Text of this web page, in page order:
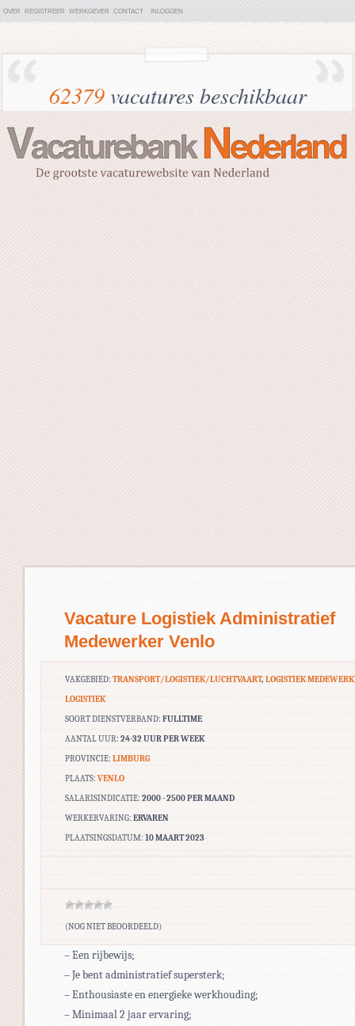
OVER REGISTREER WERKGEVER CONTACT INLOGGEN
62379vacatures beschikbaar
Vacature Logistiek Administratief
Medewerker Venlo
VAKGEBIED: TRANSPORT/LOGISTIEK/LUCHTVAART, LOGISTIEK
LOGISTIEK
SOORT DIENSTVERBAND: FULLTIME
AANTAL UUR: 24-32 UUR PER WEEK
PROVINCIE: LIMBURG
PLAATS: VENLO
SALARISINDICATIE: 2000 - 2500 PER MAAND
WERKERVARING: ERVAREN
PLAATSINGSDATUM: 10 MAART 2023
(NOG NIET BEOORDEELD)
– Een rijbewijs;
– Je bent administratief supersterk;
– Enthousiaste en energieke werkhouding;
– Minimaal 2 jaar ervaring;